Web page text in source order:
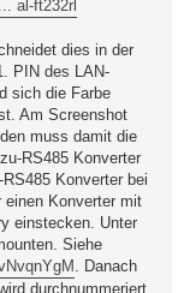
al-ft232rl
dies in der
PIN des LAN-
sich die Farbe
Am Screenshot
muss damit die
RS485 Konverter
Konverter bei
einen Konverter mit
einstecken. Unter
Siehe
. Danach
durchnummeriert